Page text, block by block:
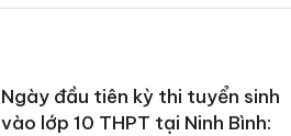
Ngày đầu tiên kỳ thi tuyển sinh
vào lớp 10 THPT tại Ninh Bình: